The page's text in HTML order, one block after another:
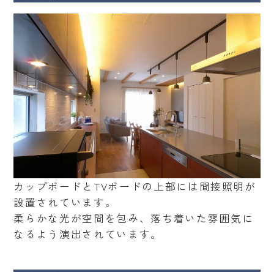
カップボードとTVボードの上部には間接照明が
設置されています。
柔らかな光が空間を包み、落ち着いた雰囲気に
なるよう演出されています。